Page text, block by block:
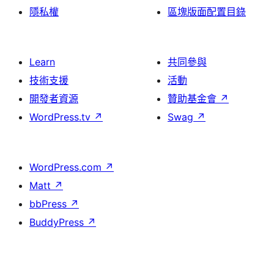
隱私權
區塊版面配置目錄
Learn
技術支援
開發者資源
WordPress.tv ↗
共同參與
活動
贊助基金會 ↗
Swag ↗
WordPress.com ↗
Matt ↗
bbPress ↗
BuddyPress ↗